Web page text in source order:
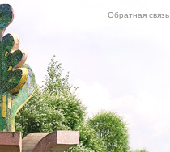
Обратная связь